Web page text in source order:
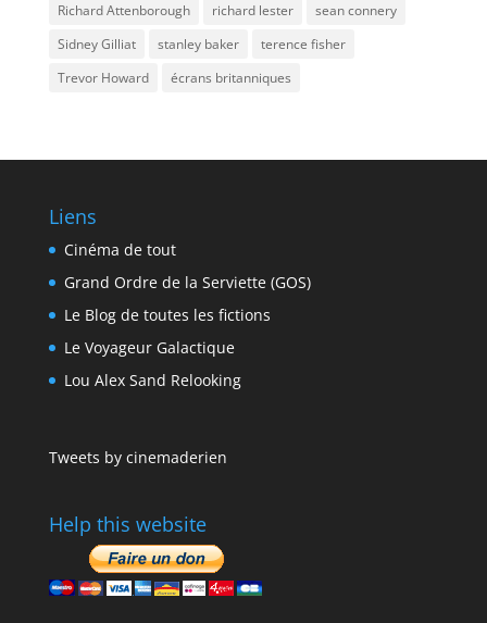
Richard Attenborough
richard lester
sean connery
Sidney Gilliat
stanley baker
terence fisher
Trevor Howard
écrans britanniques
Liens
Cinéma de tout
Grand Ordre de la Serviette (GOS)
Le Blog de toutes les fictions
Le Voyageur Galactique
Lou Alex Sand Relooking
Tweets by cinemaderien
Help this website